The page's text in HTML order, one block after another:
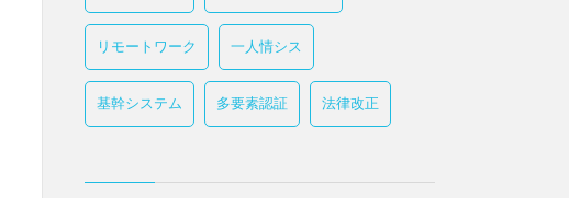
リモートワーク 一人情シス
基幹システム 多要素認証 法律改正